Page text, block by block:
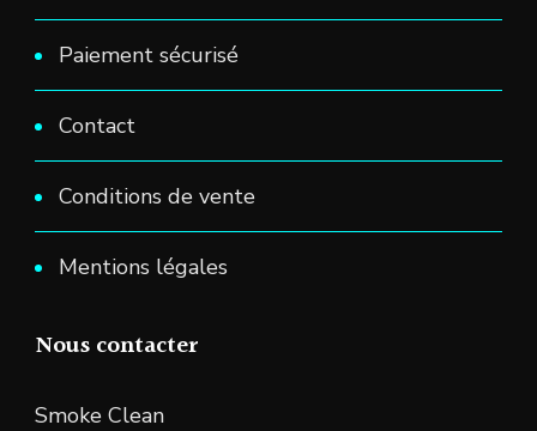
Paiement sécurisé
Contact
Conditions de vente
Mentions légales
Nous contacter
Smoke Clean